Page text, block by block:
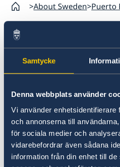
Samtycke
Denna webbplats använder
Vi använder enhetsidentifierare
och annonserna till
för sociala medier och
vidarebefordrar även sådana
information från din enhet till
About Sweden Puerto
Visiting
No local information is
any local conditions. A
found at the bottom of
Basic information
Sweden